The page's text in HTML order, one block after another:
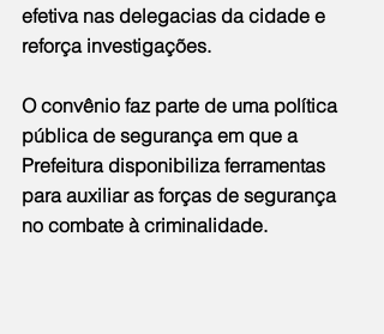
efetiva nas delegacias da cidade e
reforça investigações.
O convênio faz parte de uma política
pública de segurança em que a
Prefeitura disponibiliza ferramentas
para auxiliar as forças de segurança
no combate à criminalidade.